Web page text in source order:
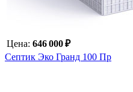
Цена: 646 000 ₽
Септик Эко Гранд 100 Пр